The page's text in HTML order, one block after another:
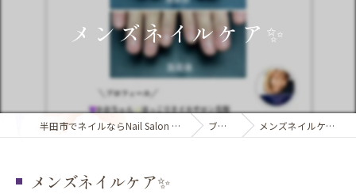
メンズネイルケア✨️
半田市でネイルならNail Salon 花梨 ブログ メンズネイルケア✨️
メンズネイルケア✨️